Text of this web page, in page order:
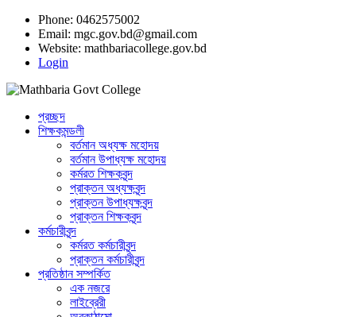
Phone: 0462575002
Email: mgc.gov.bd@gmail.com
Website: mathbariacollege.gov.bd
Login
প্রচ্ছদ
শিক্ষকমন্ডলী
বর্তমান অধ্যক্ষ মহোদয়
বর্তমান ‌উপাধ্যক্ষ মহোদয়
কর্মরত শিক্ষকবৃন্দ
প্রাক্তন অধ্যক্ষবৃন্দ
প্রাক্তন উপাধ্যক্ষবৃন্দ
প্রাক্তন শিক্ষকবৃন্দ
কর্মচারীবৃন্দ
কর্মরত কর্মচারীবৃন্দ
প্রাক্তন কর্মচারীবৃন্দ
প্রতিষ্ঠান সম্পর্কিত
এক নজরে
লাইব্রেরী